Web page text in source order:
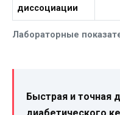
Лабораторные
диссоциации
Быстрая и точная